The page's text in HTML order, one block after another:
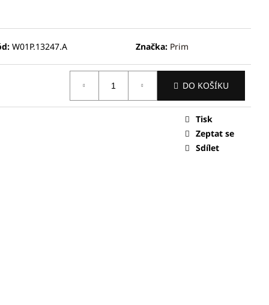
W01P.13247.A Značka: Prim
DO KOŠÍKU
Tisk
Zeptat se
Sdílet
Následující